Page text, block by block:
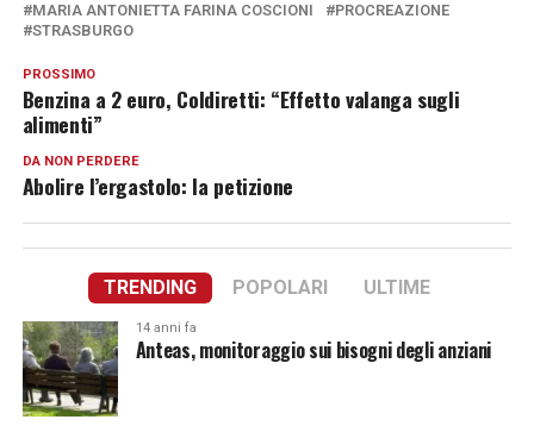
MARIA ANTONIETTA FARINA COSCIONI
PROCREAZIONE
STRASBURGO
PROSSIMO
Benzina a 2 euro, Coldiretti: “Effetto valanga sugli
alimenti”
DA NON PERDERE
Abolire l’ergastolo: la petizione
TRENDING POPOLARI ULTIME
14 anni fa
Anteas, monitoraggio sui bisogni degli anziani